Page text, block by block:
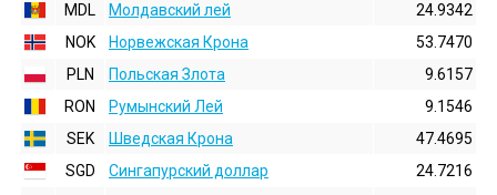
MDL
Молдавский лей
24.9342
NOK
Норвежская Крона
53.7470
PLN
Польская Злота
9.6157
RON
Румынский Лей
9.1546
SEK
Шведская Крона
47.4695
SGD
Сингапурский доллар
24.7216